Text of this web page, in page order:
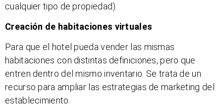
cualquier tipo de propiedad).
Creación de habitaciones virtuales
Para que el hotel pueda vender las mismas
habitaciones con distintas definiciones, pero que
entren dentro del mismo inventario. Se trata de un
recurso para ampliar las estrategias de marketing del
establecimiento.